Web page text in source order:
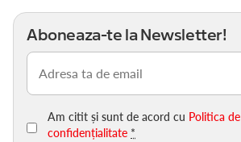
Aboneaza-te la Newsletter!
Email
(Obligatoriu)
Am citit și sunt de acord cu Politica de
confidențialitate *